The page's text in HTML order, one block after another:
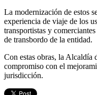
La modernización de estos
experiencia de viaje de los
transportistas y
de transbordo de la entidad.
Con estas obras, la
compromiso con el
jurisdicción.